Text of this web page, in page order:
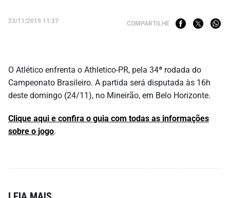
23/11/2019 11:37 COMPARTILHE
O Atlético enfrenta o Athletico-PR, pela 34ª rodada do
Campeonato Brasileiro. A partida será disputada às 16h
deste domingo (24/11), no Mineirão, em Belo Horizonte.
Clique aqui e confira o guia com todas as informações
sobre o jogo.